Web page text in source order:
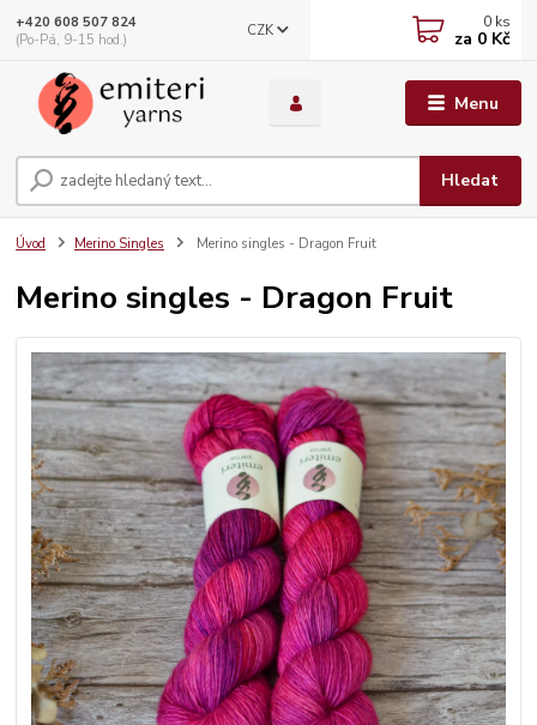
Menu
CZK
Hledat
+420 608 507 824
(Po-Pá, 9-15 hod.)
0 ks
za 0 Kč
Úvod Merino Singles Merino singles - Dragon Fruit
Merino singles - Dragon Fruit